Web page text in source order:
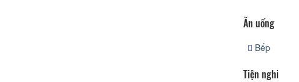
Ăn uống
Bếp
Tiện nghi